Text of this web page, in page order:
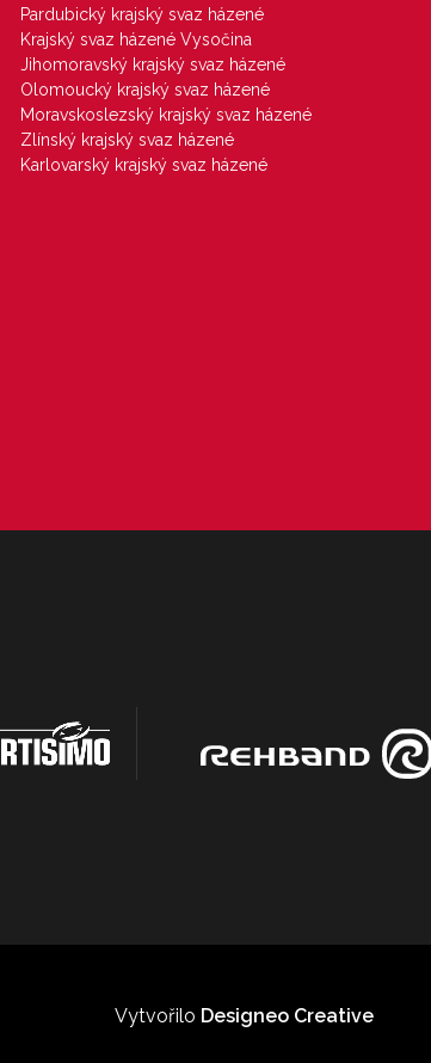
Pardubický krajský svaz házené
Krajský svaz házené Vysočina
Jihomoravský krajský svaz házené
Olomoucký krajský svaz házené
Moravskoslezský krajský svaz házené
Zlínský krajský svaz házené
Karlovarský krajský svaz házené
Vytvořilo Designeo Creative